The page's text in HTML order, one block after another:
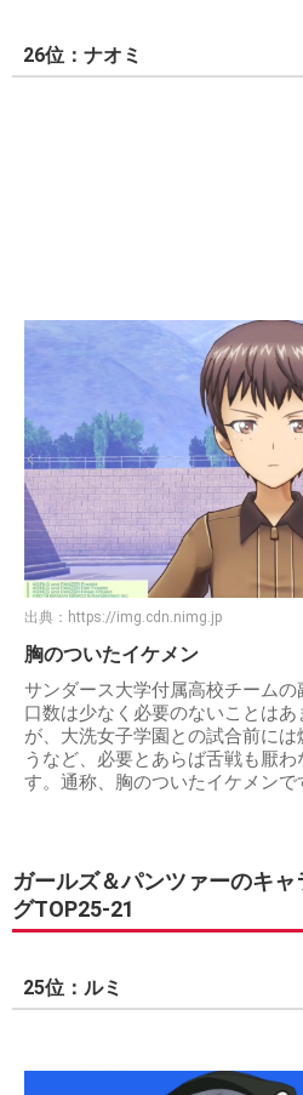
26位：ナオミ
出典： https://img.cdn.nimg.jp
胸のついたイケメン
サンダース大学付属高校チームの
口数は少なく必要のないことは
が、大洗女子学園との試合前に
うなど、必要とあらば舌戦も厭
す。通称、胸のついたイケメンで
ガールズ＆パンツァーのキ
グTOP25-21
25位：ルミ